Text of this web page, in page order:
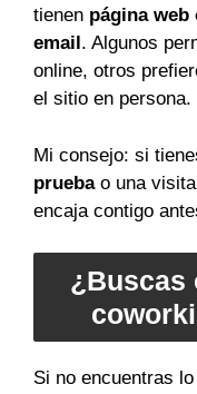
tienen página
email . Algunos
online, otros
el sitio en persona.
Mi consejo: si
pruebao una
encaja contigo
¿Buscas
Si no encuentras